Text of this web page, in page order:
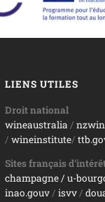
LIENS UTILES
Droit national
wineaustralia /
/ wineinstitute/
Sites français
champagne/ u-
inao.gouv/ isvv/ d